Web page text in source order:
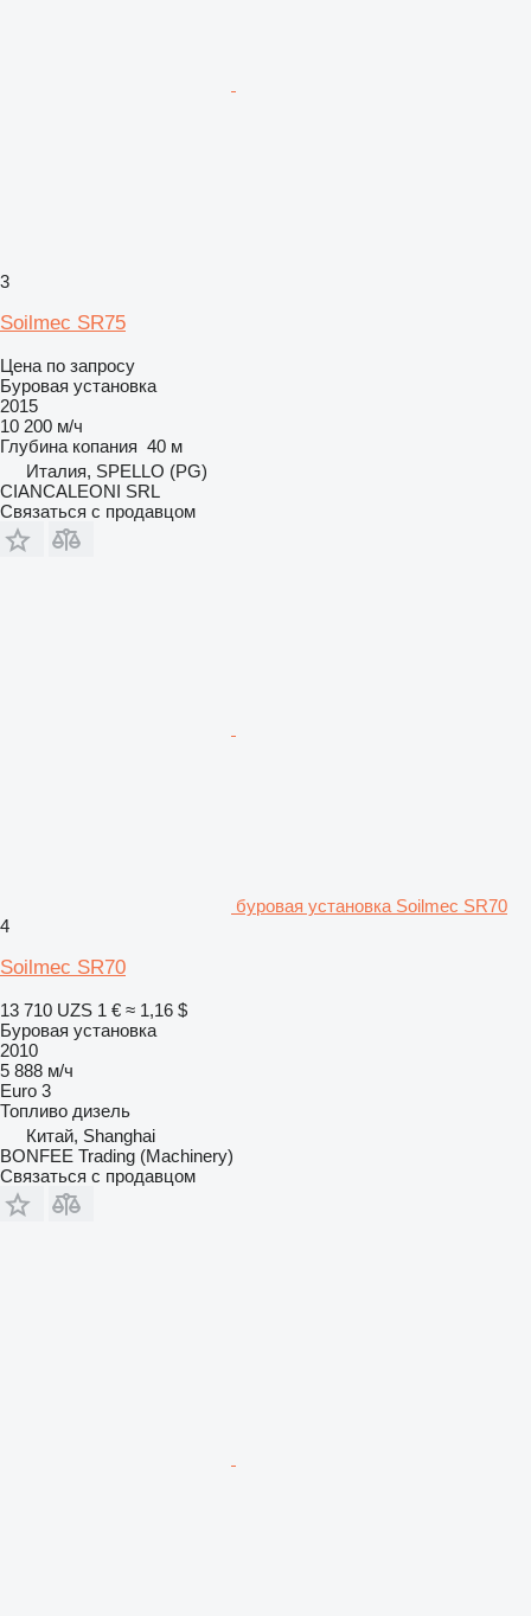
3
Soilmec SR75
Цена по запросу
Буровая установка
2015
10 200 м/ч
Глубина копания 40 м
Италия, SPELLO (PG)
CIANCALEONI SRL
Связаться с продавцом
буровая установка Soilmec SR70
4
Soilmec SR70
13 710 UZS 1 € ≈ 1,16 $
Буровая установка
2010
5 888 м/ч
Euro 3
Топливо дизель
Китай, Shanghai
BONFEE Trading (Machinery)
Связаться с продавцом